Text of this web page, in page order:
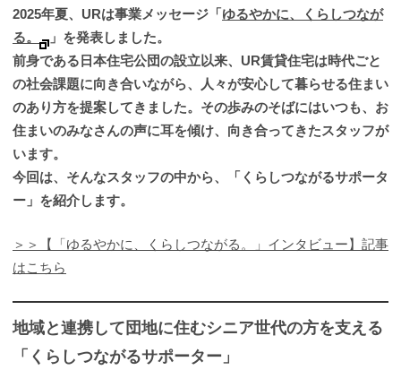
2025年夏、URは事業メッセージ「ゆるやかに、くらしつなが
る。
」を発表しました。
前身である日本住宅公団の設立以来、UR賃貸住宅は時代ごと
の社会課題に向き合いながら、人々が安心して暮らせる住まい
のあり方を提案してきました。その歩みのそばにはいつも、お
住まいのみなさんの声に耳を傾け、向き合ってきたスタッフが
います。
今回は、そんなスタッフの中から、「くらしつながるサポータ
ー」を紹介します。
＞＞【「ゆるやかに、くらしつながる。」インタビュー】記事
はこちら
地域と連携して団地に住むシニア世代の方を支える
「くらしつながるサポーター」